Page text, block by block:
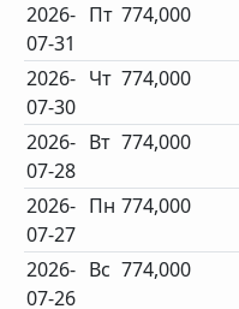
2026-
07-31
Пт 774,000
2026-
07-30
Чт 774,000
2026-
07-28
Вт 774,000
2026-
07-27
Пн 774,000
2026-
07-26
Вс 774,000